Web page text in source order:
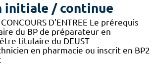
initiale / continue
CONCOURS D'ENTREE Le prérequis
du BP de préparateur en
titulaire du DEUST
en pharmacie ou inscrit en BP2